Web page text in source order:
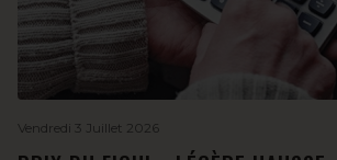
Vendredi 3 Juillet 2026